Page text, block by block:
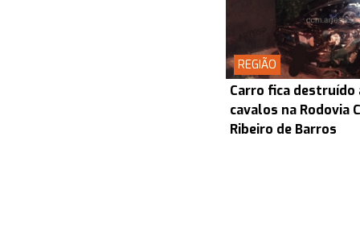
REGIÃO
Carro fica
cavalos na Rodovia
Ribeiro de Barros